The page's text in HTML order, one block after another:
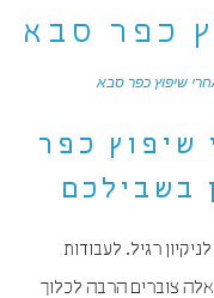
כפר סבא
אחרי שיפוץ כפר סבא
שיפוץ כפר
בשבילכם
רגיל. לעבודות
אלה צוברים הרבה לכלוך